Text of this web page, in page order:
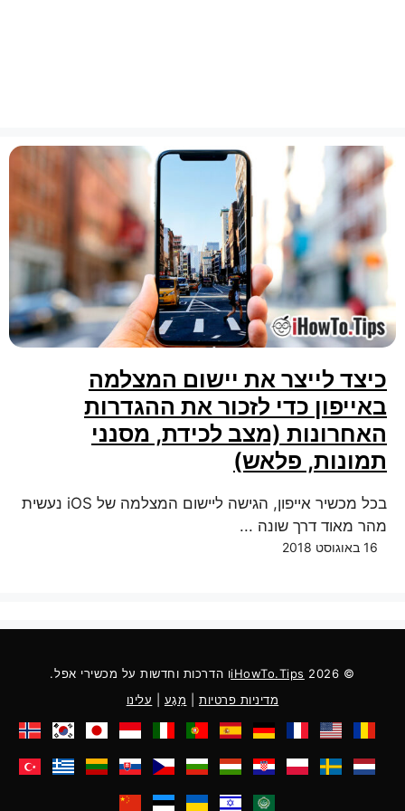
כיצד לייצר את יישום המצלמה
באייפון כדי לזכור את ההגדרות
האחרונות (מצב לכידת, מסנני
תמונות, פלאש)
בכל מכשיר אייפון, הגישה ליישום המצלמה של iOS נעשית
מהר מאוד דרך שונה ...
16 באוגוסט 2018
© 2026
iHowTo.Tipsו הדרכות וחדשות על מכשירי אפל.
מדיניות פרטיות
מַגָע עלינו